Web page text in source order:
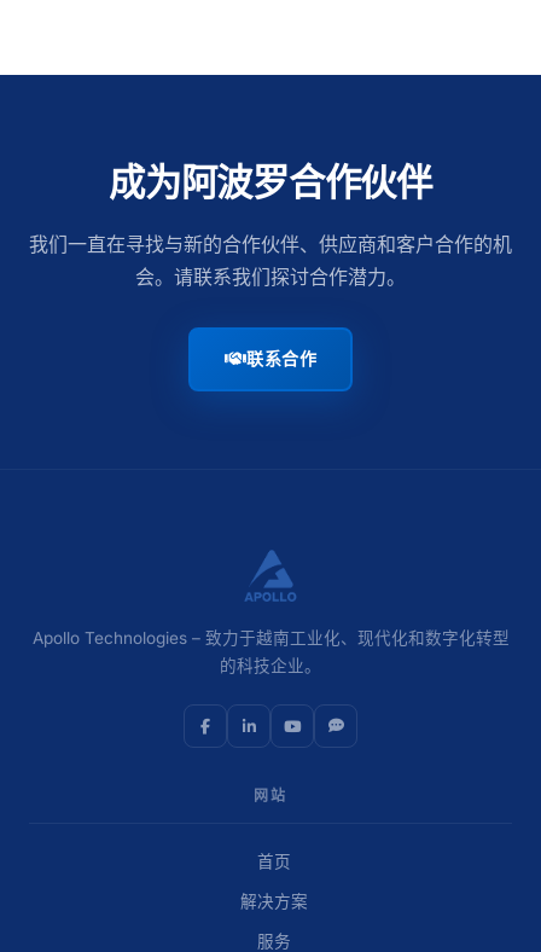
成为阿波罗合作伙伴
我们一直在寻找与新的合作伙伴、供应商和客户合作的机
会。请联系我们探讨合作潜力。
联系合作
Apollo Technologies – 致力于越南工业化、现代化和数字化转型
的科技企业。
网站
首页
解决方案
服务